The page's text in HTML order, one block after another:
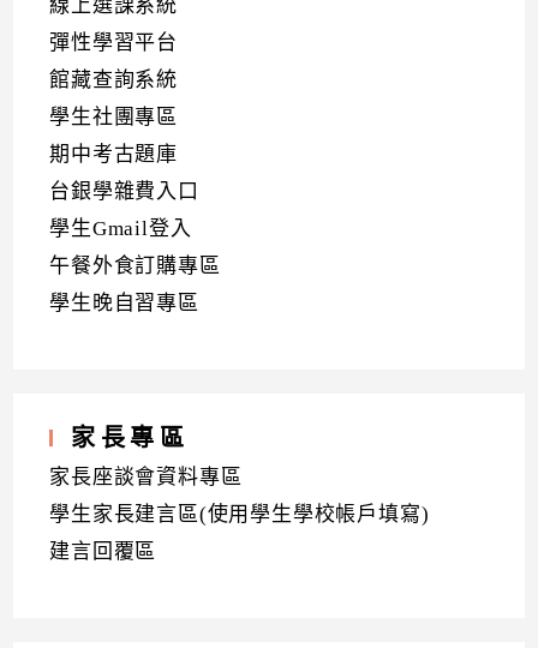
線上選課系統
彈性學習平台
館藏查詢系統
學生社團專區
期中考古題庫
台銀學雜費入口
學生Gmail登入
午餐外食訂購專區
學生晚自習專區
家長專區
家長座談會資料專區
學生家長建言區(使用學生學校帳戶填寫)
建言回覆區